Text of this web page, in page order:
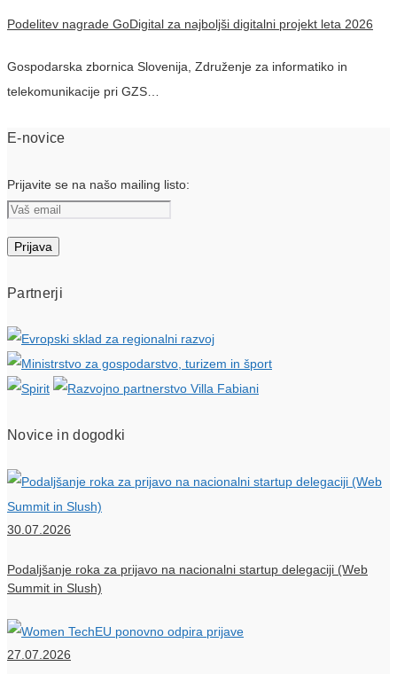
Podelitev nagrade GoDigital za najboljši digitalni projekt leta 2026
Gospodarska zbornica Slovenija, Združenje za informatiko in
telekomunikacije pri GZS…
E-novice
Prijavite se na našo mailing listo:
Partnerji
Novice in dogodki
30.07.2026
Podaljšanje roka za prijavo na nacionalni startup delegaciji (Web
Summit in Slush)
27.07.2026